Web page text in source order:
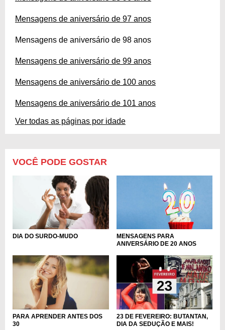
Mensagens de aniversário de 97 anos
Mensagens de aniversário de 98 anos
Mensagens de aniversário de 99 anos
Mensagens de aniversário de 100 anos
Mensagens de aniversário de 101 anos
Ver todas as páginas por idade
VOCÊ PODE GOSTAR
DIA DO SURDO-MUDO
MENSAGENS PARA
ANIVERSÁRIO DE 20 ANOS
PARA APRENDER ANTES DOS
30
23 DE FEVEREIRO: BUTANTAN,
DIA DA SEDUÇÃO E MAIS!